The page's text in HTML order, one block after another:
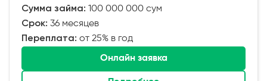
Сумма займа: 100 000 000 сум
Срок: 36 месяцев
Переплата: от 25% в год
Онлайн заявка